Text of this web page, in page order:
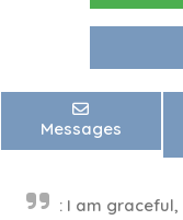
Messages
: I am